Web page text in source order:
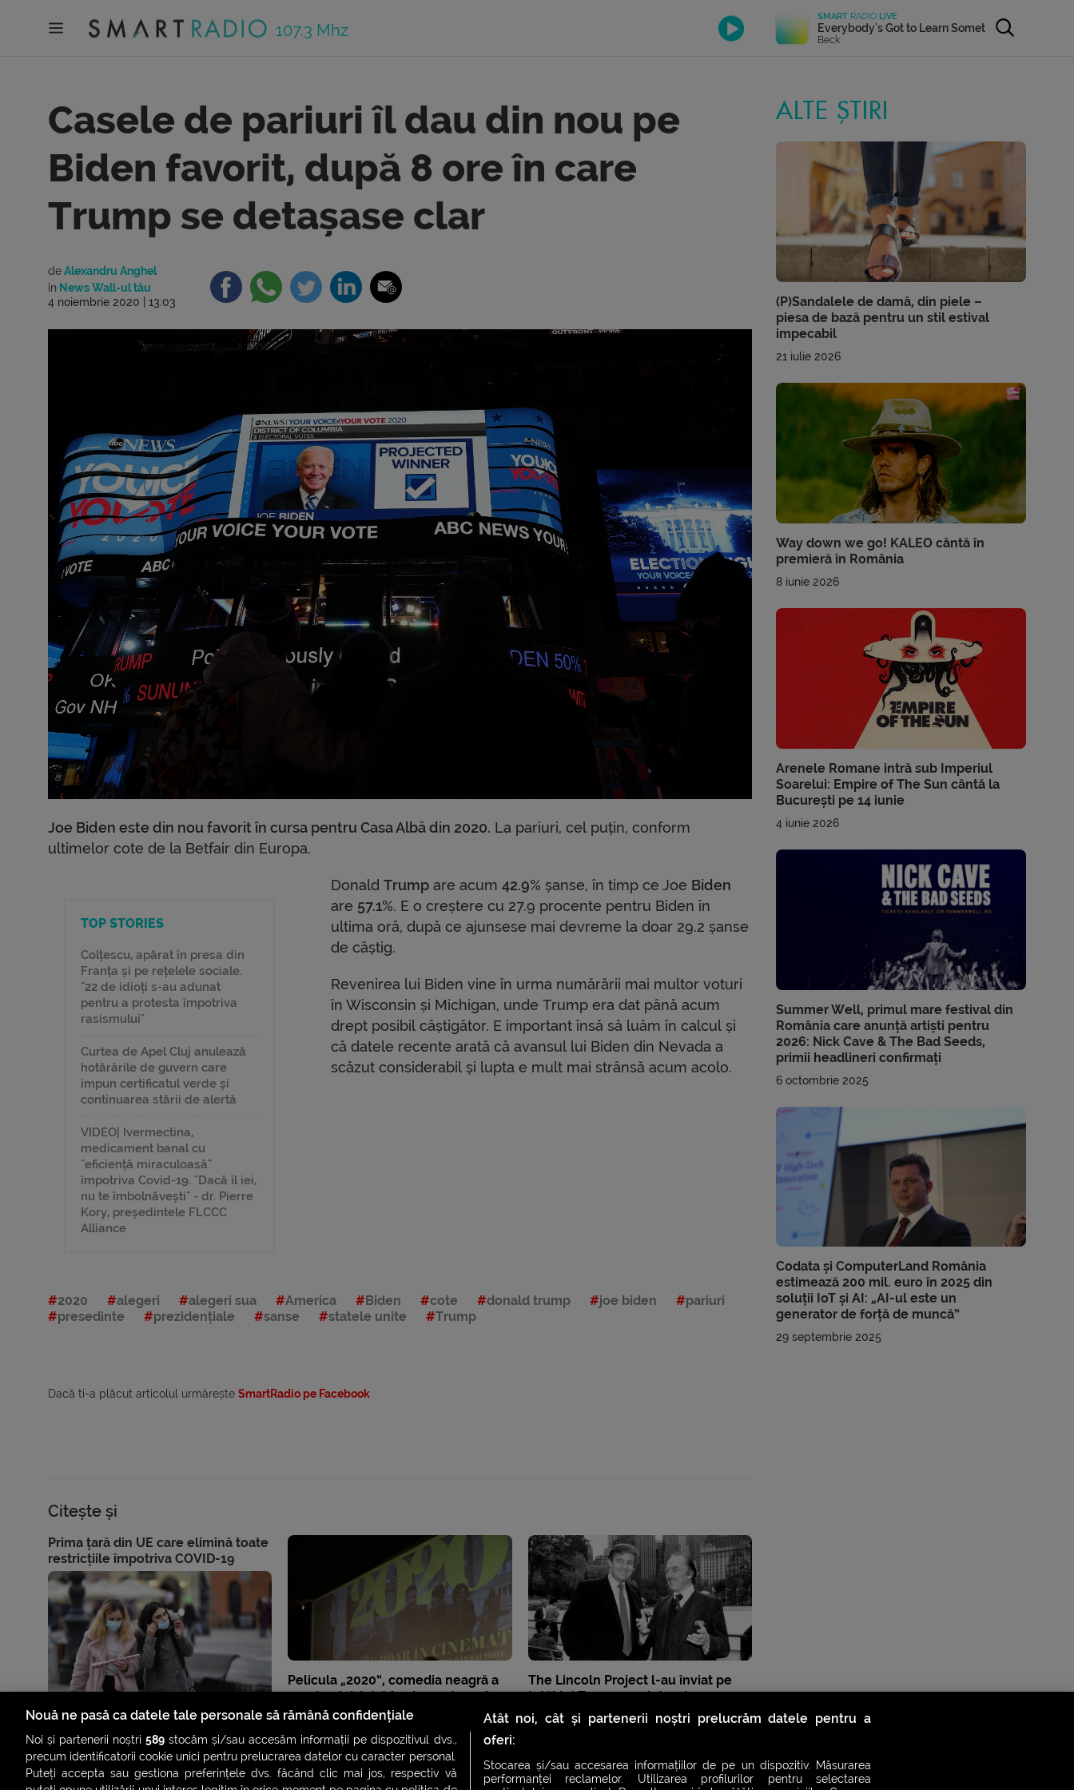
107.3 Mhz
SMART RADIO LIVE
Everybody's Got to Learn Sometime
Beck
Casele de pariuri îl dau din nou pe
Biden favorit, după 8 ore în care
Trump se detașase clar
deAlexandru Anghel
în News Wall-ul tău
4 noiembrie 2020 | 13:03
Joe Biden este din nou favorit în cursa pentru Casa Albă din 2020. La pariuri, cel puțin, conform
ultimelor cote de la Betfair din Europa.
TOP STORIES
Colțescu, apărat în presa din
Franța și pe rețelele sociale.
"22 de idioți s-au adunat
pentru a protesta împotriva
rasismului"
Curtea de Apel Cluj anulează
hotărârile de guvern care
impun certificatul verde și
continuarea stării de alertă
VIDEO| Ivermectina,
medicament banal cu
"eficiență miraculoasă"
împotriva Covid-19. "Dacă îl iei,
nu te îmbolnăvești" - dr. Pierre
Kory, președintele FLCCC
Alliance
DonaldTrump are acum42.9% șanse, în timp ce Joe Biden
are 57.1%. E o creștere cu 27.9 procente pentru Biden în
ultima oră, după ce ajunsese mai devreme la doar 29.2 șanse
de câștig.
Revenirea lui Biden vine în urma numărării mai multor voturi
în Wisconsin și Michigan, unde Trump era dat până acum
drept posibil câștigător. E important însă să luăm în calcul și
că datele recente arată că avansul lui Biden din Nevada a
scăzut considerabil și lupta e mult mai strânsă acum acolo.
2020 alegeri alegeri sua America Biden cote donald trump joe biden
pariuri
presedinte
prezidențiale sanse statele unite Trump
Dacă ti-a plăcut articolul urmărește SmartRadio pe Facebook
Citește și
Prima țară din UE care elimină toate
restricțiile împotriva COVID-19
Pelicula „2020”, comedia neagră a
pandemiei, intră în cinematografe
The Lincoln Project l-au înviat pe
tatăl lui Trump cu ajutorul
inteligenței artificiale
ALTE ȘTIRI
(P)Sandalele de damă, din piele –
piesa de bază pentru un stil estival
impecabil
21 iulie 2026
Way down we go! KALEO cântă în
premieră în România
8 iunie 2026
Arenele Romane intră sub Imperiul
Soarelui: Empire of The Sun cântă la
București pe 14 iunie
4 iunie 2026
Summer Well, primul mare festival din
România care anunță artiști pentru
2026: Nick Cave & The Bad Seeds,
primii headlineri confirmați
6 octombrie 2025
Codata și ComputerLand România
estimează 200 mil. euro în 2025 din
soluții IoT și AI: „AI-ul este un
generator de forță de muncă”
29 septembrie 2025
Nouă ne pasă ca datele tale personale să rămână confidențiale
Noi și partenerii noștri589 stocăm și/sau accesăm informații pe dispozitivul dvs.,
precum identificatorii cookie unici pentru prelucrarea datelor cu caracter personal.
Puteți accepta sau gestiona preferințele dvs. făcând clic mai jos, respectiv vă
Atât noi, cât și partenerii noștri prelucrăm datele pentru a
oferi:
Stocarea și/sau accesarea informațiilor de pe un dispozitiv. Măsurarea
performanței reclamelor. Utilizarea profilurilor pentru selectarea